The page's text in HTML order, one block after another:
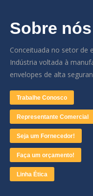
Sobre nós
Conceituada no setor de
Indústria voltada à
envelopes de alta
Trabalhe Conosco
Representante Comercial
Seja um Fornecedor!
Faça um orçamento!
Linha Ética